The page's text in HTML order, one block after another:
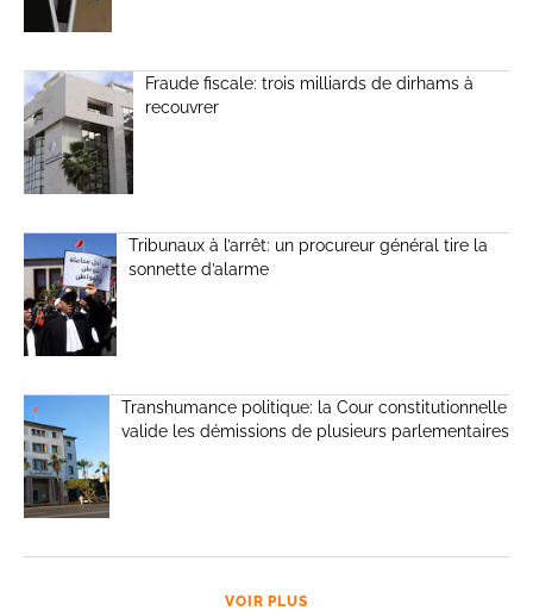
Fraude fiscale: trois milliards de dirhams à
recouvrer
Tribunaux à l’arrêt: un procureur général tire la
sonnette d’alarme
Transhumance politique: la Cour constitutionnelle
valide les démissions de plusieurs parlementaires
VOIR PLUS